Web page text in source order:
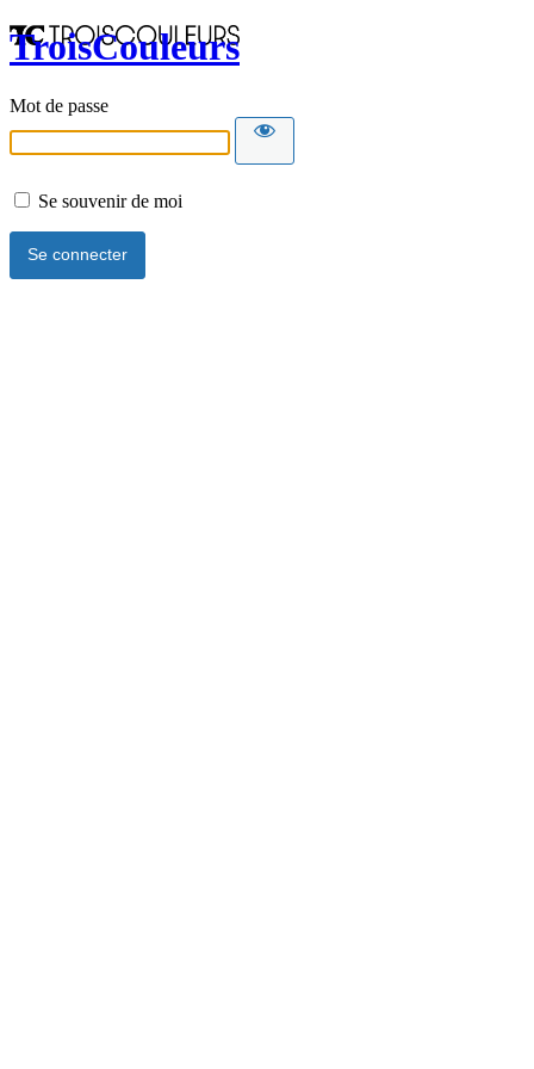
TroisCouleurs
Mot de passe
Se souvenir de moi